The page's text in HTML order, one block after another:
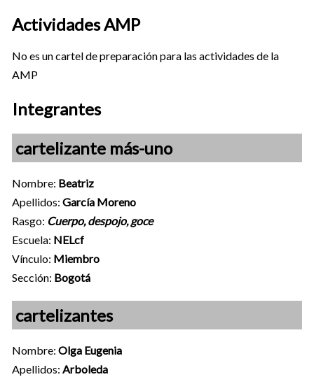
Actividades AMP
No es un cartel de preparación para las actividades de la
AMP
Integrantes
cartelizante más-uno
Nombre: Beatriz
Apellidos: García Moreno
Rasgo: Cuerpo, despojo, goce
Escuela: NELcf
Vínculo: Miembro
Sección: Bogotá
cartelizantes
Nombre: Olga Eugenia
Apellidos: Arboleda